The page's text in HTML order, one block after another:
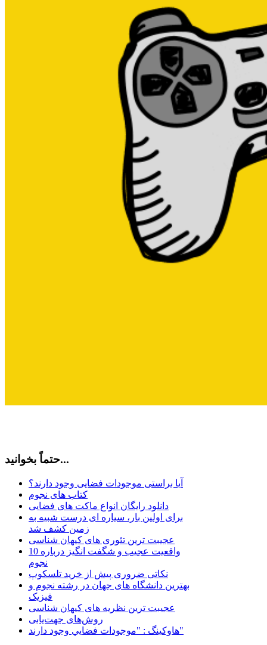
حتماً بخوانید...
آیا براستی موجودات فضایی وجود دارند؟
کتاب های نجوم
دانلود رایگان انواع ماکت های فضایی
برای اولین بار، سیاره ای درست شبیه به
زمین کشف شد
عجیبت ترین تئوری های کیهان شناسی
10 واقعیت عجیب و شگفت انگیز درباره
نجوم
نکاتی ضروری پیش از خرید تلسکوپ
بهترین دانشگاه های جهان در رشته نجوم و
فیزیک
عجیبت ترین نظریه های کیهان شناسی
روش‌های جهت‌یابی
هاوكينگ : "موجودات فضايي وجود دارند"